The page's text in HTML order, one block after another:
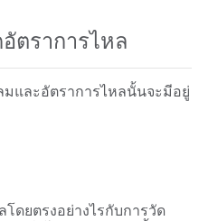
ตราการไหล
มและอัตราการไหลนั้นจะมีอยู่
ดยตรงอย่างไรกับการวัด